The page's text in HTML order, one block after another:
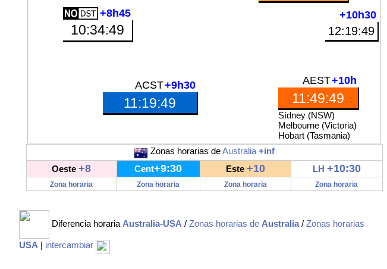
Sídney (NSW)
Melbourne (Victoria)
Hobart (Tasmania)
ACST+9h30
11:19:50
AEST+10h
11:49:50
+8h45
10:34:50
+10h30
12:19:50
Zonas horarias deAustralia +inf
Oeste +8 Cent+9:30 Este +10 LH +10:30
Zona horaria Zona horaria Zona horaria Zona horaria
Diferencia horaria Australia-USA / Zonas horarias de Australia/ Zonas horarias
USA | intercambiar